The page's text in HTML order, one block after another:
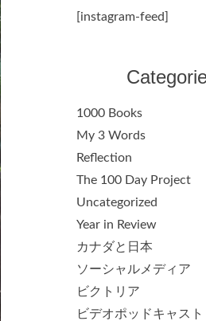
[instagram-feed]
1000 Books
My 3 Words
Reflection
The 100 Day Project
Uncategorized
Year in Review
カナダと日本
ソーシャルメディア
ビクトリア
ビデオポッドキャスト